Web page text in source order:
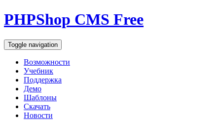
PHPShop CMS Free
Toggle navigation
Возможности
Учебник
Поддержка
Демо
Шаблоны
Скачать
Новости